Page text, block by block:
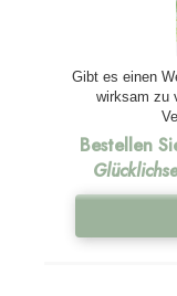
Gibt es einen
wirksam zu
Bestellen